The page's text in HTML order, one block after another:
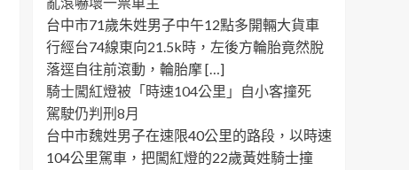
台中市71歲朱姓男子中午12點多開輛大貨車
行經台74線東向21.5k時，左後方輪胎竟然脫
落逕自往前滾動，輪胎摩 […]
騎士闖紅燈被「時速104公里」自小客撞死
駕駛仍判刑8月
台中市魏姓男子在速限40公里的路段，以時速
104公里駕車，把闖紅燈的22歲黃姓騎士撞